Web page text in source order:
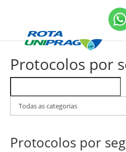
Protocolos por
FAQs
por
categoria
Protocolos por